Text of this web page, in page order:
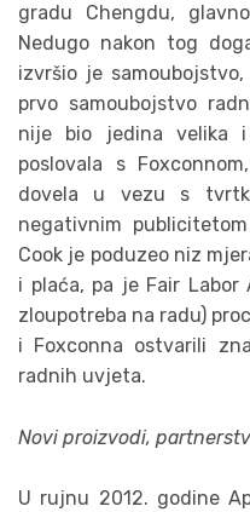
gradu Chengdu,
Nedugo nakon tog
izvršio je
prvo samoubojstvo
nije bio jedina velika
poslovala s
dovela u vezu s
negativnim
Cook je poduzeo niz
i plaća, pa je Fair Labor
zloupotreba na radu)
i Foxconna ostvarili
radnih uvjeta.
Novi proizvodi,
U rujnu 2012. godine